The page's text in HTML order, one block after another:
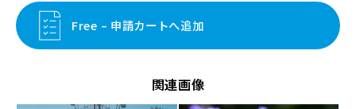
Free – 申請カートへ追加
関連画像